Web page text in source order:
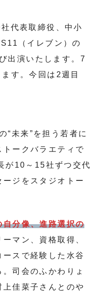
代表取締役、中小
（イレブン）の
出演いたします。7
す。今回は2週目
“未来”を担う若者に
ークバラエティで
が10～15社ずつ交代
ジをスタジオトー
自分像、進路選択の
マン、資格取得、
スで経験した水谷
司会のふかわりょ
上佳菜子さんとのや